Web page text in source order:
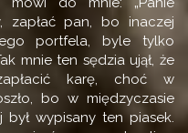
zapłać pan, bo inaczej
portfela, byle tylko
mnie ten sędzia ujął, że
karę, choć w
bo w międzyczasie
wypisany ten piasek.